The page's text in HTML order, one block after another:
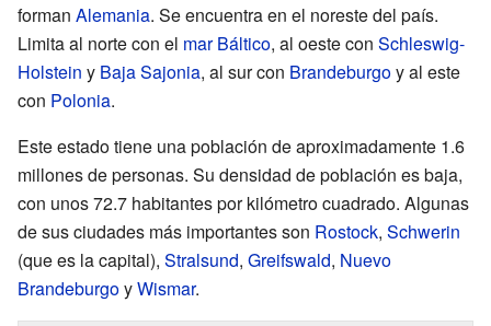
forman Alemania. Se encuentra en el noreste del país.
Limita al norte con el mar Báltico, al oeste con Schleswig-
Holstein y Baja Sajonia, al sur con Brandeburgoy al este
con Polonia.
Este estado tiene una población de aproximadamente 1.6
millones de personas. Su densidad de población es baja,
con unos 72.7 habitantes por kilómetro cuadrado. Algunas
de sus ciudades más importantes son Rostock, Schwerin
(que es la capital), Stralsund, Greifswald, Nuevo
BrandeburgoyWismar.